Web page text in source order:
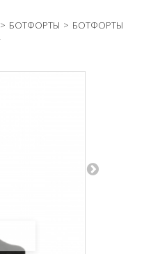
> БОТФОРТЫ > БОТФОРТЫ